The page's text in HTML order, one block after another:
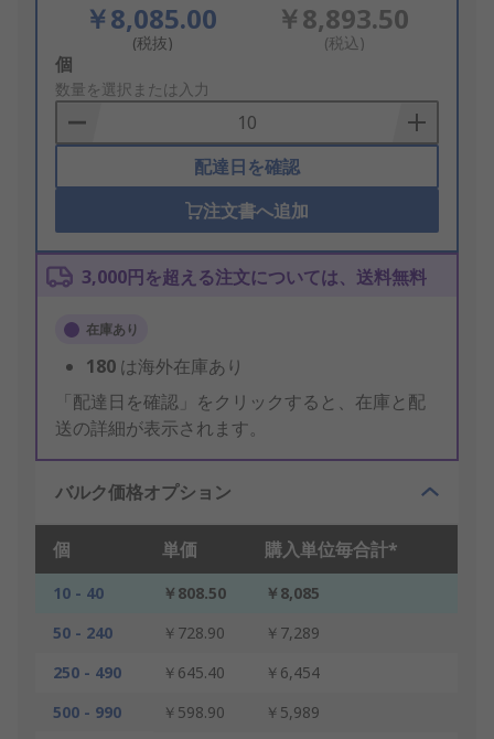
￥8,085.00
(税抜)
￥8,893.50
(税込)
Add
to
Basket
個
数量を選択または入力
配達日を確認
注文書へ追加
3,000円を超える注文については、送料無料
在庫あり
180 は海外在庫あり
「配達日を確認」をクリックすると、在庫と配
送の詳細が表示されます。
バルク価格オプション
個 単価 購入単位毎合計*
10 - 40 ￥808.50
￥8,085
50 - 240
￥728.90
￥7,289
250 - 490
￥645.40
￥6,454
500 - 990
￥598.90
￥5,989